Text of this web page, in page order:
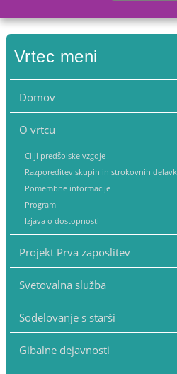
Vrtec meni
Domov
O vrtcu
Cilji predšolske vzgoje
Razporeditev skupin in strokovnih delavk
Pomembne informacije
Program
Izjava o dostopnosti
Projekt Prva zaposlitev
Svetovalna služba
Sodelovanje s starši
Gibalne dejavnosti